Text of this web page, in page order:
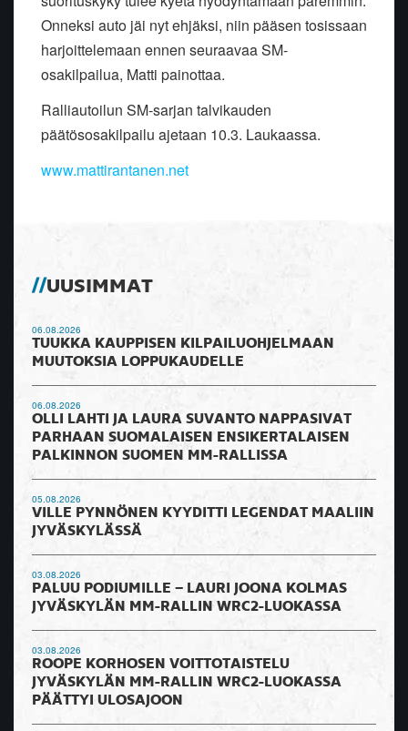
Onneksi auto jäi nyt ehjäksi, niin pääsen tosissaan
harjoittelemaan ennen seuraavaa SM-
osakilpailua, Matti painottaa.
Ralliautoilun SM-sarjan talvikauden
päätösosakilpailu ajetaan 10.3. Laukaassa.
www.mattirantanen.net
UUSIMMAT
06.08.2026
TUUKKA KAUPPISEN KILPAILUOHJELMAAN
MUUTOKSIA LOPPUKAUDELLE
06.08.2026
OLLI LAHTI JA LAURA SUVANTO NAPPASIVAT
PARHAAN SUOMALAISEN ENSIKERTALAISEN
PALKINNON SUOMEN MM-RALLISSA
05.08.2026
VILLE PYNNÖNEN KYYDITTI LEGENDAT MAALIIN
JYVÄSKYLÄSSÄ
03.08.2026
PALUU PODIUMILLE – LAURI JOONA KOLMAS
JYVÄSKYLÄN MM-RALLIN WRC2-LUOKASSA
03.08.2026
ROOPE KORHOSEN VOITTOTAISTELU
JYVÄSKYLÄN MM-RALLIN WRC2-LUOKASSA
PÄÄTTYI ULOSAJOON